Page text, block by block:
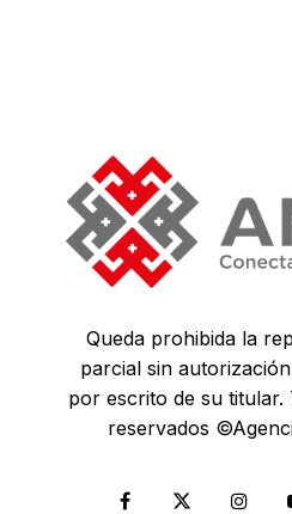
Queda prohibida la
parcial sin
por escrito de su titular.
reservados